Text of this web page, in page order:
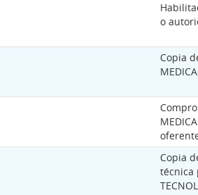
o
Copia
Copia
técnica